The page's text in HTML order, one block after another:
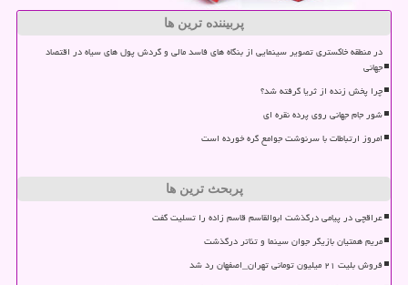
پربیننده ترین ها
در منطقه خاکستری تصویر سینمایی از بنگاه های فاسد مالی و گردش پول های سیاه در اقتصاد
جهانی
چرا پخش زنده از ثریا گرفته شد؟
شور جام جهانی روی پرده نقره ای
امروز ارتباطات با سرنوشت جوامع گره خورده است
پربحث ترین ها
عراقچی در پیامی درگذشت ابوالقاسم قاسم زاده را تسلیت گفت
مریم همتیان بازیگر جوان سینما و تئاتر درگذشت
فروش بلیت ۲۱ میلیون تومانی تهران_اصفهان رد شد